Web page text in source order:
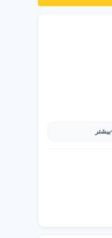
مرجع اصناف و معرفی
انتخاب یک باره،
شهر اسلامشهر
بیشتر